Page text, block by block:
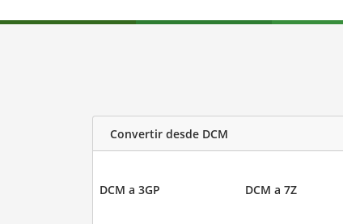
Convertir desde DCM
DCM a 3GP DCM a 7Z